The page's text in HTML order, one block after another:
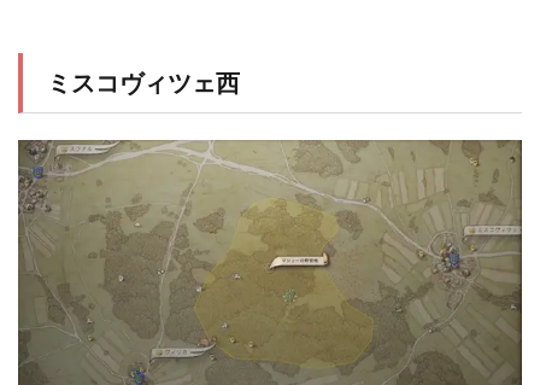
ミスコヴィツェ西